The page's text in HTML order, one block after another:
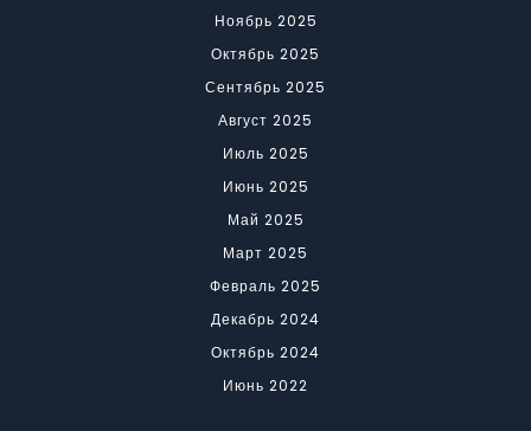
Ноябрь 2025
Октябрь 2025
Сентябрь 2025
Август 2025
Июль 2025
Июнь 2025
Май 2025
Март 2025
Февраль 2025
Декабрь 2024
Октябрь 2024
Июнь 2022